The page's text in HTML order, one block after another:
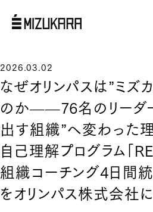
2026.03.02
なぜオリンパスは”ミズ
のか——76名のリーダ
出す組織”へ変わった
自己理解プログラム「
組織コーチング4日間
をオリンパス株式会社